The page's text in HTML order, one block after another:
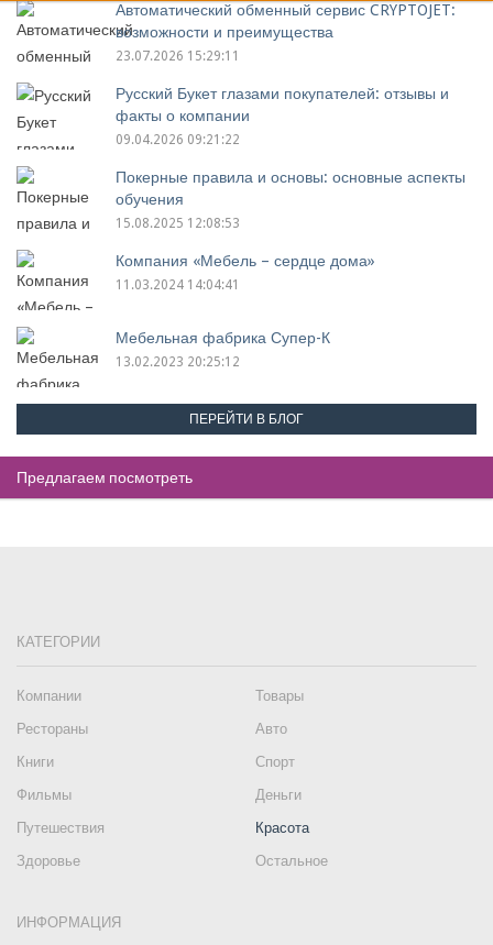
Автоматический обменный сервис CRYPTOJET:
возможности и преимущества
23.07.2026 15:29:11
Русский Букет глазами покупателей: отзывы и
факты о компании
09.04.2026 09:21:22
Покерные правила и основы: основные аспекты
обучения
15.08.2025 12:08:53
Компания «Мебель – сердце дома»
11.03.2024 14:04:41
Мебельная фабрика Супер-К
13.02.2023 20:25:12
ПЕРЕЙТИ В БЛОГ
Предлагаем посмотреть
КАТЕГОРИИ
Компании
Товары
Рестораны
Авто
Книги
Спорт
Фильмы
Деньги
Путешествия
Красота
Здоровье
Остальное
ИНФОРМАЦИЯ